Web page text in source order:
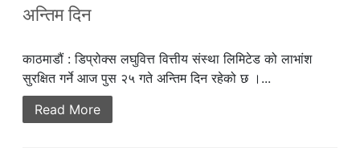
अन्तिम दिन
काठमाडौं : डिप्रोक्स लघुवित्त वित्तीय संस्था लिमिटेड को लाभांश
सुरक्षित गर्ने आज पुस २५ गते अन्तिम दिन रहेको छ ।...
Read More